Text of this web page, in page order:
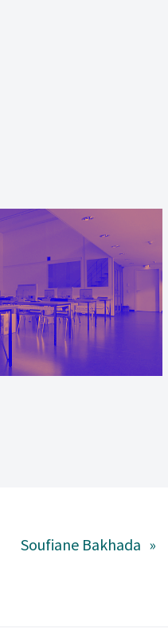
Soufiane Bakhada »